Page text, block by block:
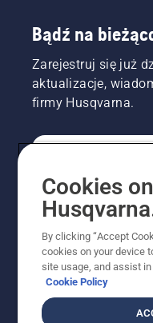
Bądź na
Zarejestruj się już
aktualizacje,
firmy Husqvarna.
Cookies on
By clicking “Accept
cookies on your device
site usage, and assist
Cookie Policy